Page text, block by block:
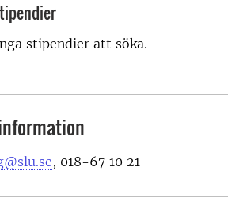
stipendier att söka.
, 018-67 10 21